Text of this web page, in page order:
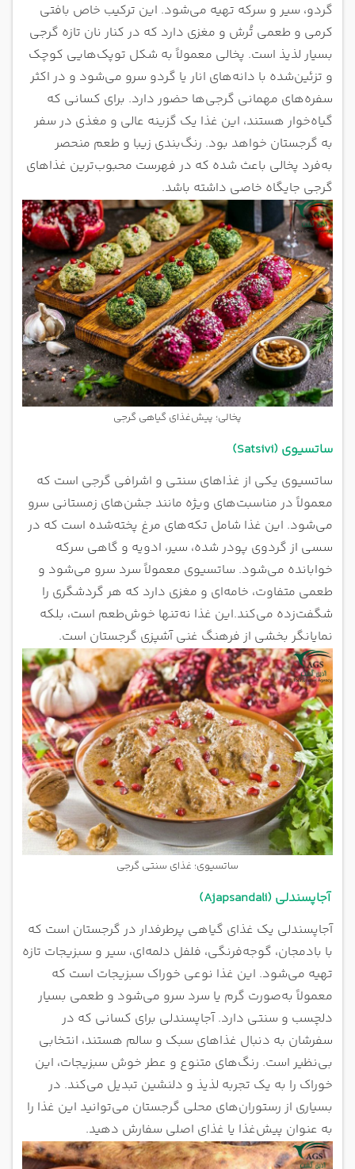
گردو، سیر و سرکه تهیه می‌شود. این ترکیب خاص بافتی
کرمی و طعمی تُرش و مغزی دارد که در کنار نان تازه گرجی
بسیار لذیذ است. پخالی معمولاً به شکل توپک‌هایی کوچک
و تزئین‌شده با دانه‌های انار یا گردو سرو می‌شود و در اکثر
سفره‌های مهمانی گرجی‌ها حضور دارد. برای کسانی که
گیاه‌خوار هستند، این غذا یک گزینه عالی و مغذی در سفر
به گرجستان خواهد بود. رنگ‌بندی زیبا و طعم منحصر
به‌فرد پخالی باعث شده که در فهرست محبوب‌ترین غذاهای
گرجی جایگاه خاصی داشته باشد.
پخالی؛ پیش‌غذای گیاهی گرجی
ساتسیوی (Satsivi)
ساتسیوی یکی از غذاهای سنتی و اشرافی گرجی است که
معمولاً در مناسبت‌های ویژه مانند جشن‌های زمستانی سرو
می‌شود. این غذا شامل تکه‌های مرغ پخته‌شده است که در
سسی از گردوی پودر شده، سیر، ادویه و گاهی سرکه
خوابانده می‌شود. ساتسیوی معمولاً سرد سرو می‌شود و
طعمی متفاوت، خامه‌ای و مغزی دارد که هر گردشگری را
شگفت‌زده می‌کند.این غذا نه‌تنها خوش‌طعم است، بلکه
نمایانگر بخشی از فرهنگ غنی آشپزی گرجستان است.
ساتسیوی؛ غذای سنتی گرجی
آجاپسندلی (Ajapsandali)
آجاپسندلی یک غذای گیاهی پرطرفدار در گرجستان است که
با بادمجان، گوجه‌فرنگی، فلفل دلمه‌ای، سیر و سبزیجات تازه
تهیه می‌شود. این غذا نوعی خوراک سبزیجات است که
معمولاً به‌صورت گرم یا سرد سرو می‌شود و طعمی بسیار
دلچسب و سنتی دارد. آجاپسندلی برای کسانی که در
سفرشان به دنبال غذاهای سبک و سالم هستند، انتخابی
بی‌نظیر است. رنگ‌های متنوع و عطر خوش سبزیجات، این
خوراک را به یک تجربه لذیذ و دلنشین تبدیل می‌کند. در
بسیاری از رستوران‌های محلی گرجستان می‌توانید این غذا را
به عنوان پیش‌غذا یا غذای اصلی سفارش دهید.